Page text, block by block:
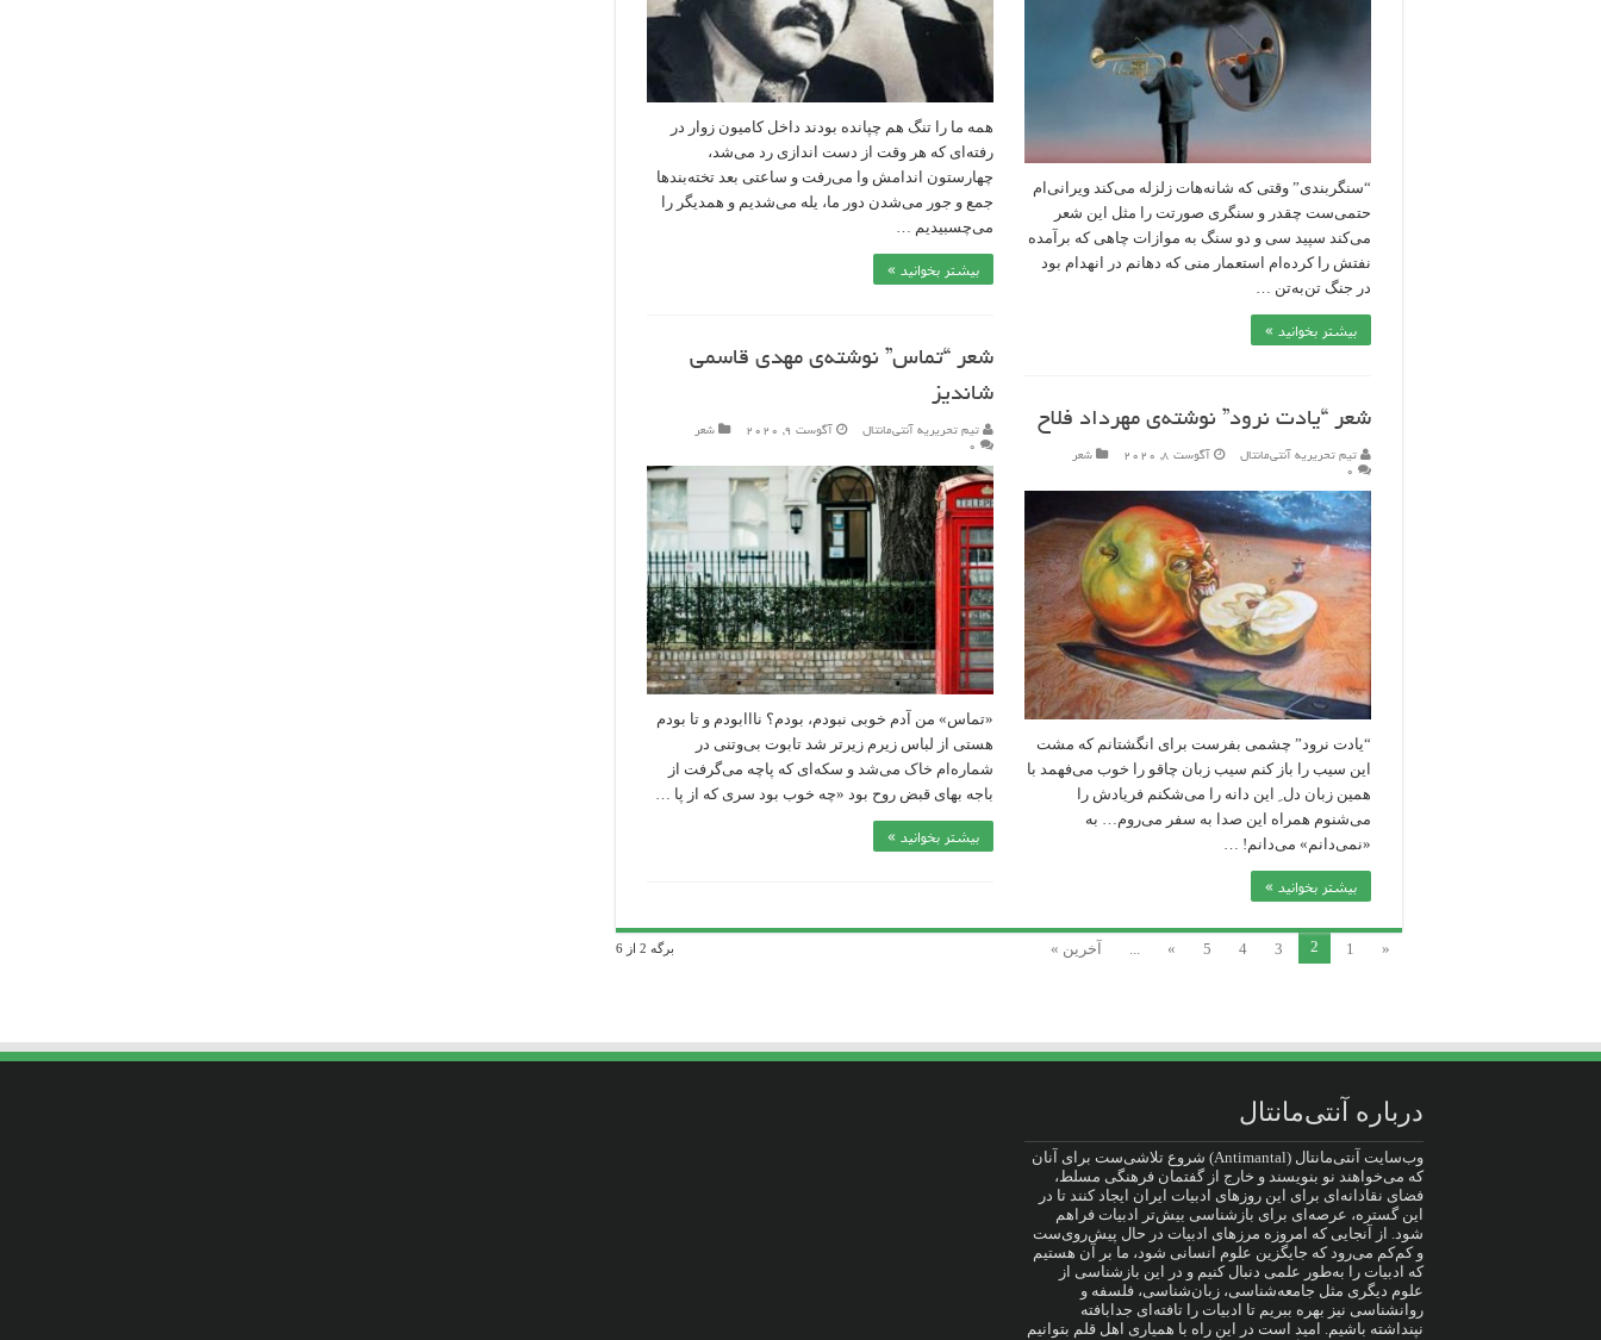
همه ما را تنگ هم چپانده بودند داخل کامیون زوار در
رفته‏‌ای که هر وقت از دست اندازی رد می‌‏شد،
چهارستون اندام‏ش وا می‌‏رفت و ساعتی بعد تخته‌بندها
جمع و جور می‌شدن دور ما، یله می‌شدیم و همدیگر را
می‌‏چسبیدیم …
بیشتر بخوانید »
“سنگربندی” وقتی که شانه‌هات زلزله می‌کند ویرانی‌ام
حتمی‌ست چقدر و سنگری صورتت را مثل این شعر
می‌کند سپید سی و دو سنگ به موازات چاهی که برآمده
نفتش را کرده‌ام استعمار منی که دهانم در انهدام بود
در جنگ تن‌به‌تن …
بیشتر بخوانید »
شعر “تماس” نوشته‌ی مهدی قاسمی
شاندیز
تیم تحریریه آنتی‌مانتال آگوست 9, 2020
شعر
۰
«تماس» من آدم خوبی نبودم، بودم؟ نااابودم و تا بودم
هستی از لباس زیرم زیرتر شد تابوت بی‌وتنی در
شماره‌ام خاک می‌شد و سکه‌ای که پاچه می‌گرفت از
باجه بهای قبض روح بود «چه خوب بود سری که از پا …
بیشتر بخوانید »
شعر “یادت نرود” نوشته‌ی مهرداد فلاح
تیم تحریریه آنتی‌مانتال آگوست 8, 2020
شعر
۰
“یادت نرود” چشمی بفرست برای انگشتانم که مشت
این سیب را باز کنم سیب زبان چاقو را خوب می‌فهمد با
همین زبان دل ِ این دانه را می‌شکنم فریادش را
می‌شنوم همراه این صدا به سفر می‌روم… به
«نمی‌دانم» می‌دانم! …
بیشتر بخوانید »
برگه 2 از 6 «
1
2
3
4
5
»
... آخرین »
درباره آنتی‌مانتال
وب‌سایت آنتی‌مانتال (Antimantal) شروع تلاشی‌ست برای آنان
که می‌خواهند نو بنویسند و خارج از گفتمان فرهنگی مسلط،
فضای نقادانه‌ای برای این روزهای ادبیات ایران ایجاد کنند تا در
این گستره، عرصه‌ای برای بازشناسی بیش‌تر ادبیات فراهم
شود. از آنجایی که امروزه مرزهای ادبیات در حال پیش‌روی‌ست
و کم‌کم می‌رود که جایگزین علوم انسانی شود، ما بر آن هستیم
که ادبیات را به‌طور علمی دنبال کنیم و در این بازشناسی از
علوم دیگری مثل جامعه‌شناسی، زبان‌شناسی، فلسفه و
روانشناسی نیز بهره ببریم تا ادبیات را تافته‌ای جدا‌بافته
نپنداشته باشیم. امید است در این راه با همیاری اهل قلم بتوانیم